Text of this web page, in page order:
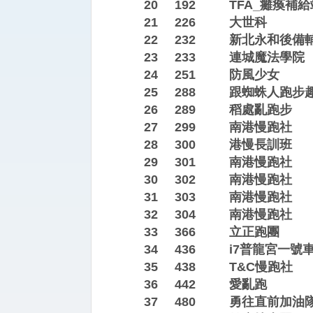
20
192
TFA_癱瘓補給
21
226
大世科
22
232
新北永和後備
23
233
連城魔法學院
24
251
防風少女
25
288
跟蜘蛛人跑步
26
289
稻處亂跑步
27
299
南港慢跑社
28
300
港慢長訓班
29
301
南港慢跑社
30
302
南港慢跑社
31
303
南港慢跑社
32
304
南港慢跑社
33
366
立正跑團
34
436
i7普龍宮一號
35
438
T&C慢跑社
36
442
愛亂跑
37
480
勇往直前加油